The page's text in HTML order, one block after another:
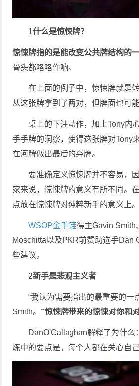
1什么是惊悚牌？
惊悚牌指的是能改变公共牌结构的
骨头都咯咯作响。
在上面的例子中，惊悚牌就是
从这张牌拿到了两对，但牌面也可
桌上的下注动作，加上Tony内
手手牌的洞察，使得这张牌对Tony
在河牌做出最后的弃牌。
要准确定义惊悚牌并不容易，
家来说，惊悚牌的意义有所不同。
点放在惊悚牌对纯粹新手的意义上。
WSOP金手链得主Gavin Smith
Moschitta以及PKR前赞助选手Dan
些建议。
2新手是悲观主义者
“我认为需要指出的最重要的一
Smith。 “惊悚牌带来的惊悚对你和
DanO'Callaghan解释了为什么
炼中的要点是，每个人都在关心自